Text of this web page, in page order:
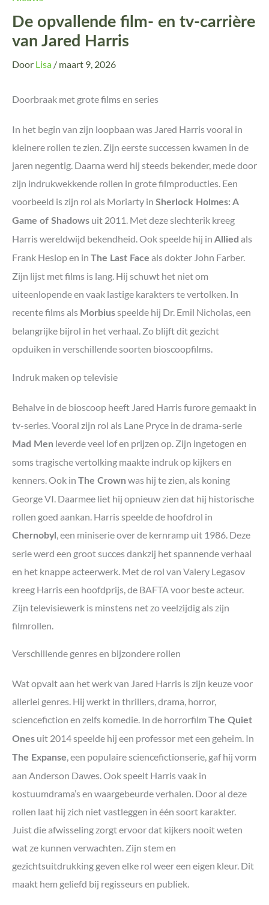
De opvallende film- en tv-carrière
van Jared Harris
Door Lisa / maart 9, 2026
Doorbraak met grote films en series
In het begin van zijn loopbaan was Jared Harris vooral in
kleinere rollen te zien. Zijn eerste successen kwamen in de
jaren negentig. Daarna werd hij steeds bekender, mede door
zijn indrukwekkende rollen in grote filmproducties. Een
voorbeeld is zijn rol als Moriarty in Sherlock Holmes: A
Game of Shadows uit 2011. Met deze slechterik kreeg
Harris wereldwijd bekendheid. Ook speelde hij in Allied als
Frank Heslop en in The Last Face als dokter John Farber.
Zijn lijst met films is lang. Hij schuwt het niet om
uiteenlopende en vaak lastige karakters te vertolken. In
recente films als Morbiusspeelde hij Dr. Emil Nicholas, een
belangrijke bijrol in het verhaal. Zo blijft dit gezicht
opduiken in verschillende soorten bioscoopfilms.
Indruk maken op televisie
Behalve in de bioscoop heeft Jared Harris furore gemaakt in
tv-series. Vooral zijn rol als Lane Pryce in de drama-serie
Mad Men leverde veel lof en prijzen op. Zijn ingetogen en
soms tragische vertolking maakte indruk op kijkers en
kenners. Ook in The Crown was hij te zien, als koning
George VI. Daarmee liet hij opnieuw zien dat hij historische
rollen goed aankan. Harris speelde de hoofdrol in
Chernobyl , een miniserie over de kernramp uit 1986. Deze
serie werd een groot succes dankzij het spannende verhaal
en het knappe acteerwerk. Met de rol van Valery Legasov
kreeg Harris een hoofdprijs, de BAFTA voor beste acteur.
Zijn televisiewerk is minstens net zo veelzijdig als zijn
filmrollen.
Verschillende genres en bijzondere rollen
Wat opvalt aan het werk van Jared Harris is zijn keuze voor
allerlei genres. Hij werkt in thrillers, drama, horror,
sciencefiction en zelfs komedie. In de horrorfilm The Quiet
Ones uit 2014 speelde hij een professor met een geheim. In
The Expanse, een populaire sciencefictionserie, gaf hij vorm
aan Anderson Dawes. Ook speelt Harris vaak in
kostuumdrama’s en waargebeurde verhalen. Door al deze
rollen laat hij zich niet vastleggen in één soort karakter.
Juist die afwisseling zorgt ervoor dat kijkers nooit weten
wat ze kunnen verwachten. Zijn stem en
gezichtsuitdrukking geven elke rol weer een eigen kleur. Dit
maakt hem geliefd bij regisseurs en publiek.